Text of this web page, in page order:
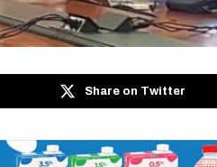
Share on Twitter